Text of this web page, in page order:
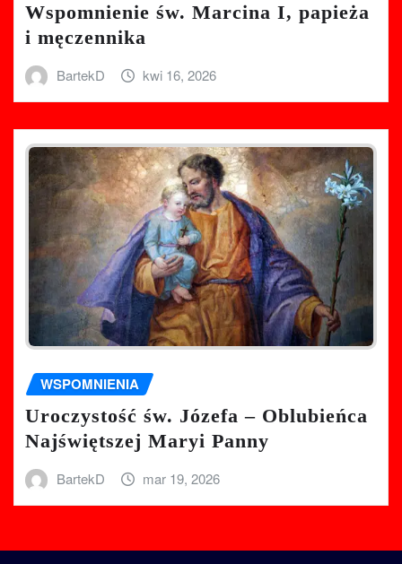
Wspomnienie św. Marcina I, papieża
i męczennika
BartekD kwi 16, 2026
WSPOMNIENIA
Uroczystość św. Józefa – Oblubieńca
Najświętszej Maryi Panny
BartekD mar 19, 2026